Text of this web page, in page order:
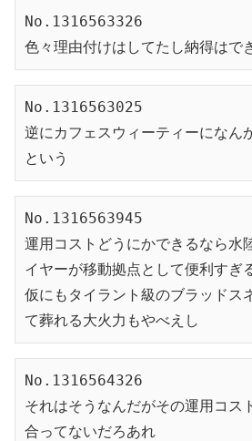
No.1316563326
色々理由付けはしてたし納得はで
No.1316563025
逆にカフェスウィーティーになん
という
No.1316563945
運用コストどうにかできるなら水
イヤーが移動拠点として便利すぎ
仮にもタイラント級のブラッドス
て葬れる大火力もやべえし
No.1316564326
それはそうなんだがその運用コス
合ってないだろあれ